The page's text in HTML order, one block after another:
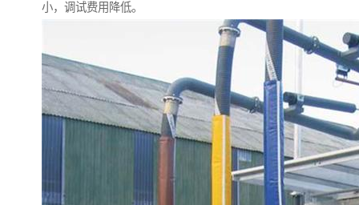
小，调试费用降低。